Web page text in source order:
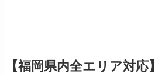
【福岡県内全エリア対応】